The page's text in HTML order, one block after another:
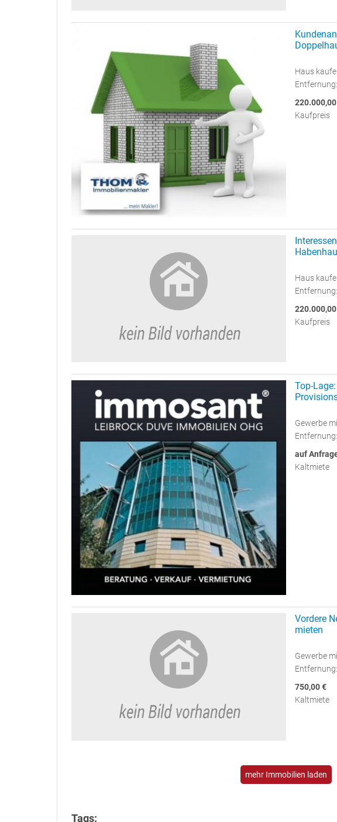
Haus
Kaufpreis
Haus
Kaufpreis
Top-
Gewerbe
auf
Kaltmiete
Vordere
mieten
Gewerbe
750,00 €
Kaltmiete
mehr Immobilien laden
Tags: